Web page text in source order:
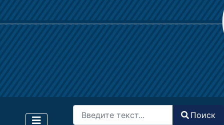
Поиск
Поиск